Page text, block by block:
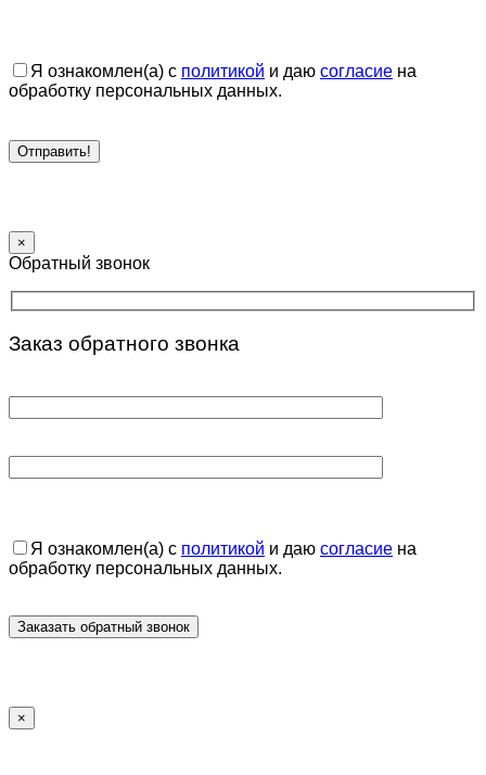
Я ознакомлен(а) с политикой и даю согласие на
обработку персональных данных.
×
Обратный звонок
Заказ обратного звонка
Я ознакомлен(а) с политикой и даю согласие на
обработку персональных данных.
×